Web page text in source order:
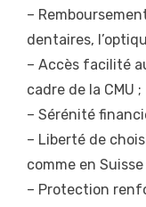
–
dentaires,
– Accès facilité
cadre de la CMU ;
– Sérénité
– Liberté de
comme en Suisse
– Protection